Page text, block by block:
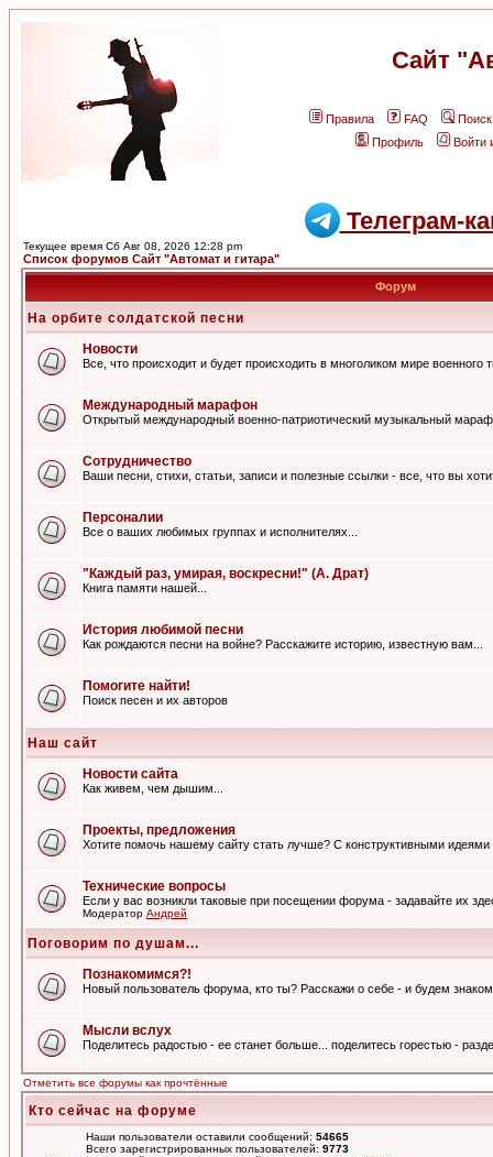
Сайт
Правила FAQ
Поиск
Профиль
Войти
Телеграм-
Текущее время Сб Авг 08, 2026 12:28 pm
Список форумов Сайт "Автомат и гитара"
Форум
На орбите солдатской песни
Новости
Все, что происходит и будет происходить в многоликом мире военного
Международный марафон
Открытый международный военно-патриотический музыкальный
Сотрудничество
Ваши песни, стихи, статьи, записи и полезные ссылки - все, что вы
Персоналии
Все о ваших любимых группах и исполнителях...
"Каждый раз, умирая, воскресни!" (А. Драт)
Книга памяти нашей...
История любимой песни
Как рождаются песни на войне? Расскажите историю, известную вам...
Помогите найти!
Поиск песен и их авторов
Наш сайт
Новости сайта
Как живем, чем дышим...
Проекты, предложения
Хотите помочь нашему сайту стать лучше? С конструктивными
Технические вопросы
Если у вас возникли таковые при посещении форума - задавайте их
Модератор Андрей
Поговорим по душам...
Познакомимся?!
Новый пользователь форума, кто ты? Расскажи о себе - и будем
Мысли вслух
Поделитесь радостью - ее станет больше... поделитесь горестью -
Отметить все форумы как прочтённые
Кто сейчас на форуме
Наши пользователи оставили сообщений: 54665
Всего зарегистрированных пользователей: 9773